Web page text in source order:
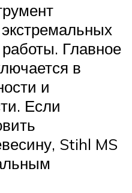
Главное
в
и
Если
Stihl MS